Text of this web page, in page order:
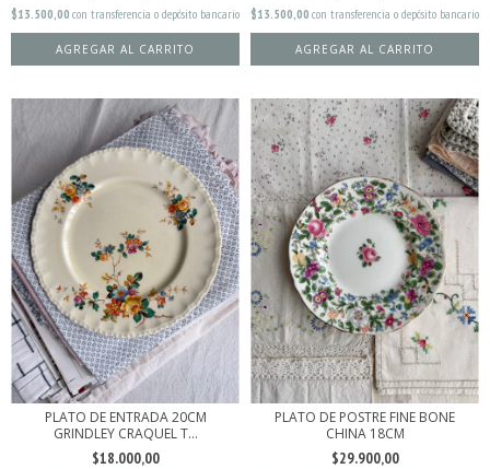
$13.500,00 con transferencia o depósito bancario $13.500,00 con transferencia o depósito bancario
PLATO DE ENTRADA 20CM
GRINDLEY CRAQUEL T...
$18.000,00
PLATO DE POSTRE FINE BONE
CHINA 18CM
$29.900,00